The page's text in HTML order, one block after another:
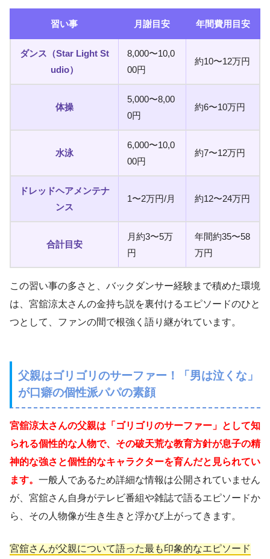
習い事 月謝目安 年間費用目安
ダンス（Star Light St
udio）
8,000〜10,0
00円
約10〜12万円
体操
5,000〜8,00
0円
約6〜10万円
水泳
6,000〜10,0
00円
約7〜12万円
ドレッドヘアメンテナ
ンス
1〜2万円/月 約12〜24万円
合計目安
月約3〜5万
円
年間約35〜58
万円
この習い事の多さと、バックダンサー経験まで積めた環境
は、宮舘涼太さんの金持ち説を裏付けるエピソードのひと
つとして、ファンの間で根強く語り継がれています。
父親はゴリゴリのサーファー！「男は泣くな」
が口癖の個性派パパの素顔
宮舘涼太さんの父親は「ゴリゴリのサーファー」として知
られる個性的な人物で、その破天荒な教育方針が息子の精
神的な強さと個性的なキャラクターを育んだと見られてい
ます。 一般人であるため詳細な情報は公開されていません
が、宮舘さん自身がテレビ番組や雑誌で語るエピソードか
ら、その人物像が生き生きと浮かび上がってきます。
宮舘さんが父親について語った最も印象的なエピソード